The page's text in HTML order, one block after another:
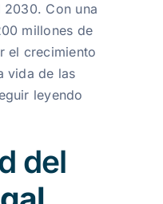
2030. Con una
millones de
el crecimiento
vida de las
leyendo
del